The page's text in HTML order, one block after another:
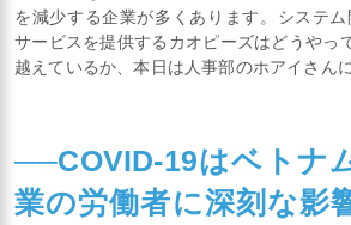
を減少する企業が多くあります。システ
サービスを提供するカオピーズはどうやっ
越えているか、本日は人事部のホアイさん
──COVID-19はベトナ
業の労働者に深刻な影